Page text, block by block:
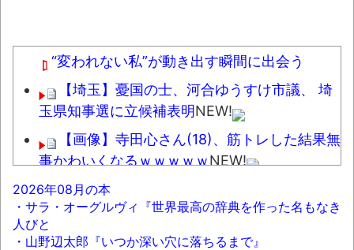
“変われない私”が動き出す瞬間に出会う
【埼玉】憂国の士、河合ゆうすけ市議、 埼
玉県知事選に立候補表明NEW!
【画像】寺田心さん(18)、筋トレした結果無
事かわいくなるｗｗｗｗｗNEW!
京大病院、脳腫瘍手術で前代未聞の医療ミ
ス。患者は植物状態に...NEW!
【規格外】実在する歴史上の人物で「こい
2026年08月の本
・サラ・オーグルヴィ『世界最高の辞典を作った名もなき
人びと
・山野辺太郎『いつか深い穴に落ちるまで』